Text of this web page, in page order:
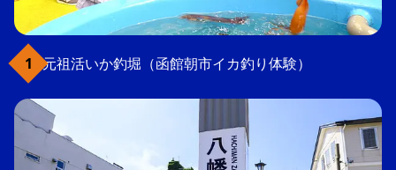
元祖活いか釣堀（函館朝市イカ釣り体験）